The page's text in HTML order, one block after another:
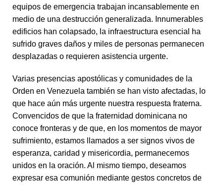
equipos de emergencia trabajan incansablemente en
medio de una destrucción generalizada. Innumerables
edificios han colapsado, la infraestructura esencial ha
sufrido graves daños y miles de personas permanecen
desplazadas o requieren asistencia urgente.
Varias presencias apostólicas y comunidades de la
Orden en Venezuela también se han visto afectadas, lo
que hace aún más urgente nuestra respuesta fraterna.
Convencidos de que la fraternidad dominicana no
conoce fronteras y de que, en los momentos de mayor
sufrimiento, estamos llamados a ser signos vivos de
esperanza, caridad y misericordia, permanecemos
unidos en la oración. Al mismo tiempo, deseamos
expresar esa comunión mediante gestos concretos de